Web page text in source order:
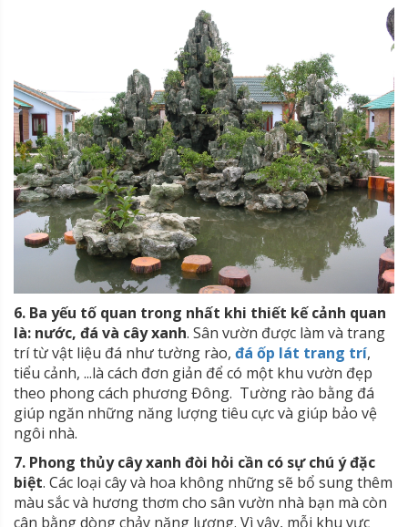
6. Ba yếu tố quan trong nhất khi thiết kế cảnh quan
là: nước, đá và cây xanh. Sân vườn được làm và trang
trí từ vật liệu đá như tường rào, đá ốp lát trang trí,
tiểu cảnh, ...là cách đơn giản để có một khu vườn đẹp
theo phong cách phương Đông. Tường rào bằng đá
giúp ngăn những năng lượng tiêu cực và giúp bảo vệ
ngôi nhà.
7. Phong thủy cây xanh đòi hỏi cần có sự chú ý đặc
biệt. Các loại cây và hoa không những sẽ bổ sung thêm
màu sắc và hương thơm cho sân vườn nhà bạn mà còn
cân bằng dòng chảy năng lượng. Vì vậy, mỗi khu vực